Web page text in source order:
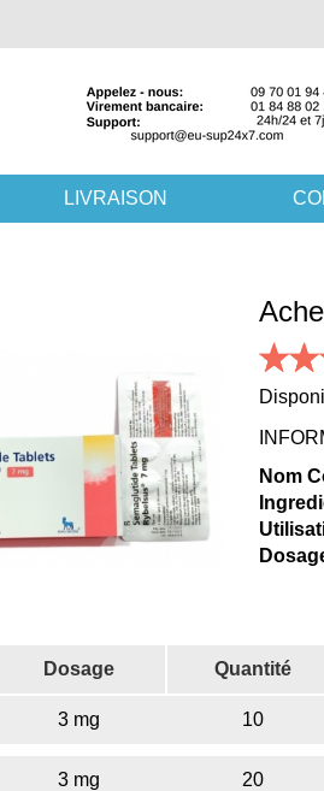
LIVRAISON
Nom
Dosage Quantité
3 mg 10
3 mg 20